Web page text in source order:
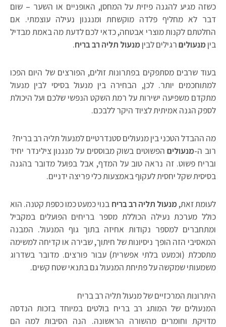
כשזה מגיע להגנה פיזית על המחסן, האופניים או השער – שום
דבר לא מחליף פלדה מוקשחת ומנגנון נעילה עוצמתי. אם
החלטתם לקנות מוצרי אבטחה, כדאי לכם לדעת מה באמת מבדיל
ביןמנעוליםרגילים לביןמנעול תליה רב בריח.
בעוד שרבים מסתפקים בפתרונות זולים, הפורצים של היום הפכו
למתוחכמים יותר. לכן, הבחירה בין מנעול בסיסי לבין מנעול
מתקדם משפיעה ישירות על רמת השקט הנפשי שלכם ועל היכולת
לספק הגנה אמיתית לציוד היקר ללבכם.
מה ההבדל הטכני בין מנעולים סטנדרטיים למנעול תליה רב בריח?
רוב ה-מנעוליםהפשוטים בשוק מבוססים על מנגנון צילינדר יחיד
ובריח פשוט. זה נראה טוב על המדף, אבל בפועל מדובר בהגנה
בסיסית שקל יחסית לעקוף באמצעות כלי פריצה ידניים.
לעומת זאת, מנעול תליה רב בריח בנוי כמעט כמו כספת קטנה. הוא
כולל מערכת נעילה הכוללת מספר בריחים הפועלים במקביל
ומתחברים למספר נקודות אחיזה בתוך גוף המנעול. המבנה
המאסיבי הזה הופך ניסיונות של חיתוך, שבירה או קדיחה למשימה
מתסכלת (וכמעט בלתי אפשרית) עבור פורצים. מדובר בשדרוג
משמעותי שמקשה על פתיחת המנעול גם בתנאי שטח קשים.
היתרונות המרכזיים של מנעול תליה רב בריח
המנעולים של המותג רב בריח בולטים במיוחד בזכות הנדסה
מדויקת וחומרים מהשורה הראשונה. הנה הסיבות למה הם